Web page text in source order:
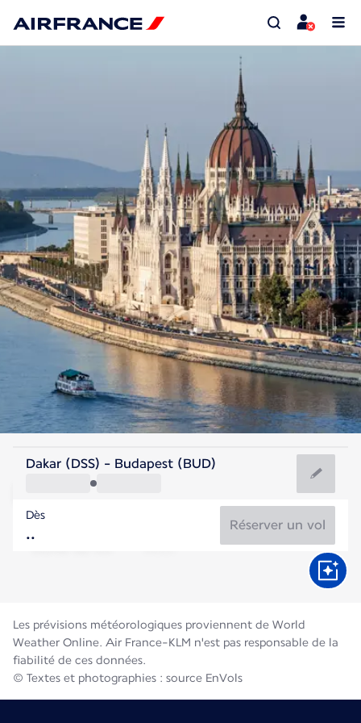
Hongrie
Budapest
Hongrie
Durée du vol
Dakar (DSS) - Budapest (BUD)
Dès
Réserver un vol
Les prévisions météorologiques proviennent de World
Weather Online. Air France-KLM n'est pas responsable de la
fiabilité de ces données.
© Textes et photographies : source EnVols